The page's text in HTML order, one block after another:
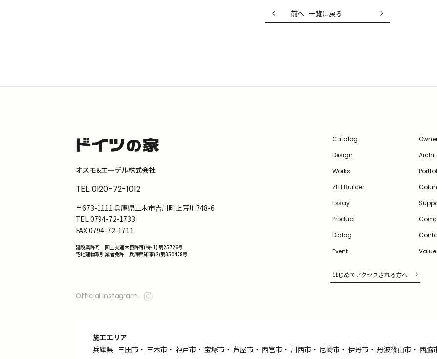
前へ 一覧に戻る
Catalog
Design
Works
ZEH Builder
Essay
Product
Dialog
Event
Value
はじめてアクセスされる方へ
オスモ&エーデル株式会社
TEL 0120-72-1012
〒673-1111 兵庫県三木市吉川町上荒川748-6
TEL 0794-72-1733
FAX0794-72-1711
建設業許可 国土交通大臣許可(特-1) 第25726号
宅地建物取引業者免許 兵庫県知事(2)第350428号
Official Instagram
施工エリア
兵庫県 三田市 ・ 三木市 ・ 神戸市 ・ 宝塚市 ・ 芦屋市 ・ 西宮市 ・ 川西市 ・ 尼崎市 ・ 伊丹市 ・ 丹波篠山市 ・ 西脇